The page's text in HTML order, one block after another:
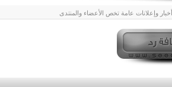
أخبار وإعلانات عامة تخص الأعضاء والمنتدى